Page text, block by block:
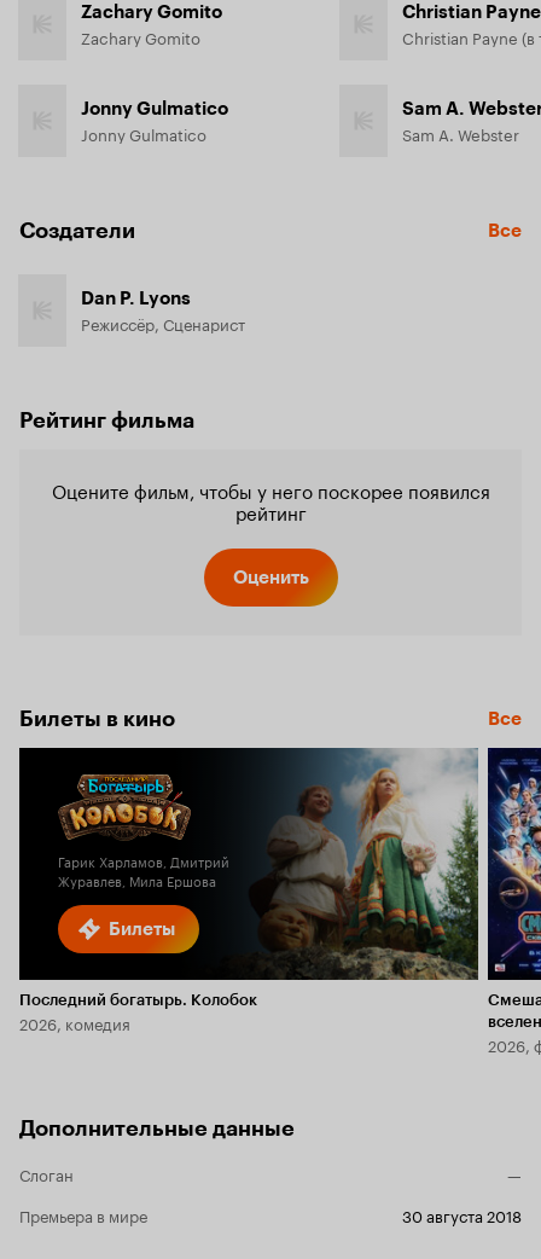
Zachary Gomito
Zachary Gomito
Jonny Gulmatico
Jonny Gulmatico
Christian Payne
Sam A.
Sam A. Webster
Создатели Все
Dan P. Lyons
Режиссёр, Сценарист
Рейтинг фильма
Оцените фильм, чтобы у него поскорее появился
рейтинг
Оценить
Билеты в кино Все
Билеты
Гарик Харламов, Дмитрий
Журавлев, Мила Ершова
Последний богатырь. Колобок
2026, комедия
2026,
Дополнительные данные
Слоган
—
Премьера в мире
30 августа 2018